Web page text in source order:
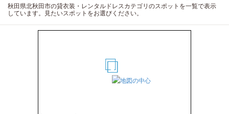
秋田県北秋田市の貸衣装・レンタルドレスカテゴリのスポットを一覧で表示
しています。見たいスポットをお選びください。
1
2
3